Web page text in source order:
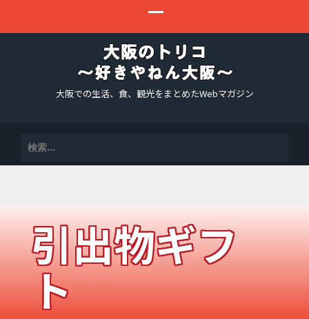
大阪での生活、食、観光をまとめたWebマガジン
検
引出物ギフ
ト